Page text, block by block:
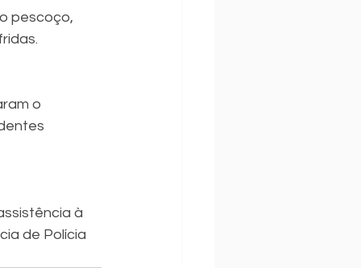
pescoço,
o
à
de Polícia